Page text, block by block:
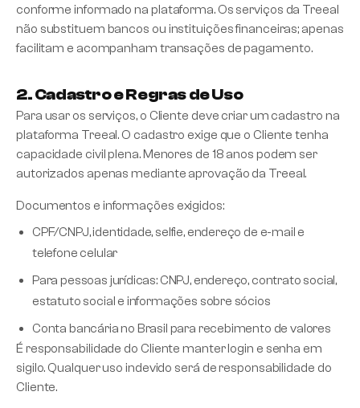
conforme informado na plataforma. Os serviços da Treeal
não substituem bancos ou instituições financeiras; apenas
facilitam e acompanham transações de pagamento.
2. Cadastro e Regras de Uso
Para usar os serviços, o Cliente deve criar um cadastro na
plataforma Treeal. O cadastro exige que o Cliente tenha
capacidade civil plena. Menores de 18 anos podem ser
autorizados apenas mediante aprovação da Treeal.
Documentos e informações exigidos:
CPF/CNPJ, identidade, selfie, endereço de e-mail e
telefone celular
Para pessoas jurídicas: CNPJ, endereço, contrato social,
estatuto social e informações sobre sócios
Conta bancária no Brasil para recebimento de valores
É responsabilidade do Cliente manter login e senha em
sigilo. Qualquer uso indevido será de responsabilidade do
Cliente.